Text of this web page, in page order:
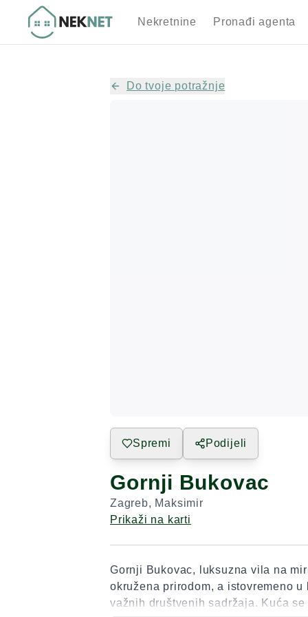
Nekretnine Pronađi agenta
Do tvoje potražnje
Spremi Podijeli
Gornji Bukovac
Zagreb, Maksimir
Prikaži na karti
Gornji Bukovac, luksuzna vila na
okružena prirodom, a istovremeno u
važnih društvenih sadržaja. Kuća se